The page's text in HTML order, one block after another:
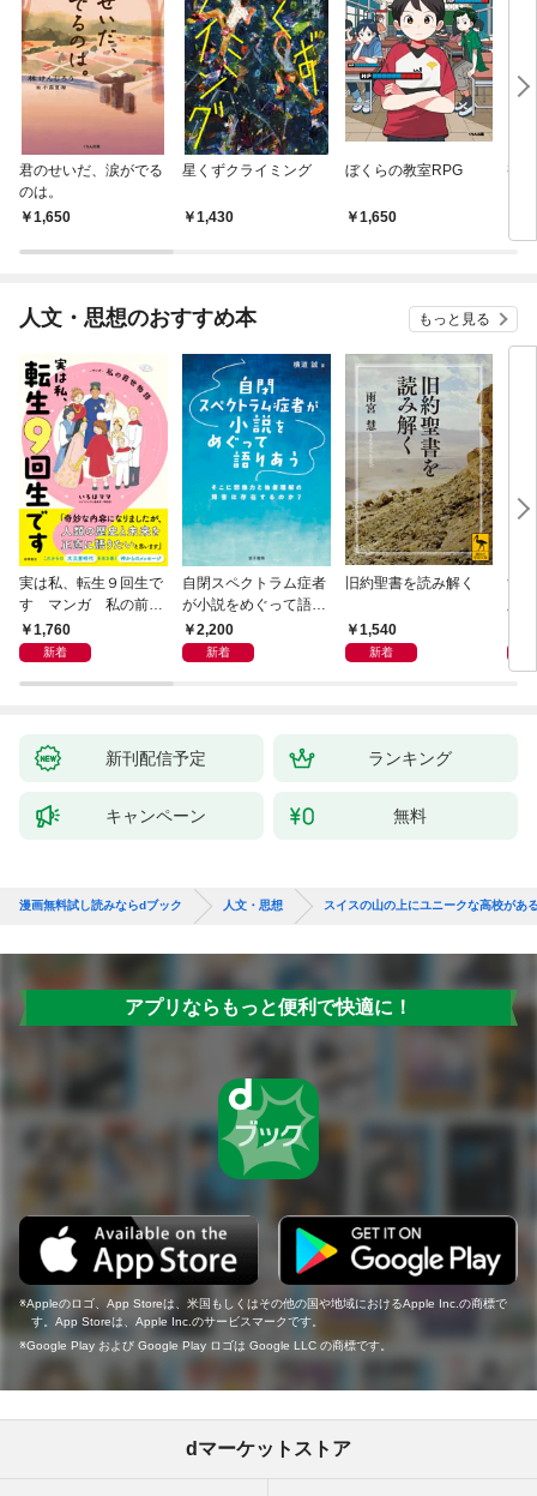
君のせいだ、涙がでる
のは。
1,650
星くずクライミング
1,430
ぼくらの教室RPG
1,650
視
人文・思想のおすすめ本 もっと見る
実は私、転生９回生で
す マンガ 私の前世
物語1,760
新着
自閉スペクトラム症者
が小説をめぐって語り
あう2,200
新着
旧約聖書を読み解く
1,540
新着
す
新刊配信予定 ランキング
キャンペーン 無料
漫画無料試し読みならdブック 人文・思想 スイスの山の上にユニークな高校があ
アプリならもっと便利で快適に！
Appleのロゴ、App Storeは、米国もしくはその他の国や地域におけるApple Inc.の商標で
す。App Storeは、Apple Inc.のサービスマークです。
Google Play および Google Play ロゴは Google LLC の商標です。
dマーケットストア